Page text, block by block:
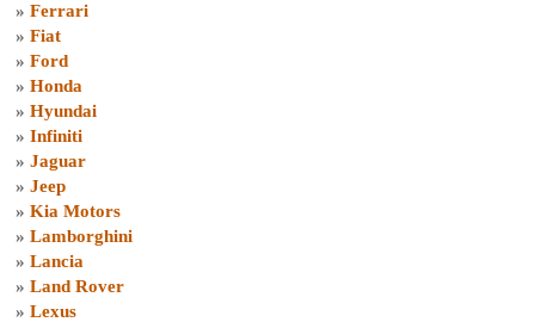
» Ferrari
» Fiat
» Ford
» Honda
» Hyundai
» Infiniti
» Jaguar
» Jeep
» Kia Motors
» Lamborghini
» Lancia
» Land Rover
» Lexus